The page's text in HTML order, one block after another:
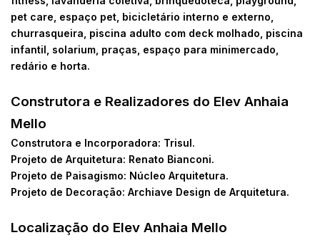
pet care, espaço pet, bicicletário interno e externo,
churrasqueira, piscina adulto com deck molhado, piscina
infantil, solarium, praças, espaço para minimercado,
redário e horta.
Construtora e Realizadores do Elev Anhaia
Mello
Construtora e Incorporadora: Trisul.
Projeto de Arquitetura: Renato Bianconi.
Projeto de Paisagismo: Núcleo Arquitetura.
Projeto de Decoração: Archiave Design de Arquitetura.
Localização do Elev Anhaia Mello